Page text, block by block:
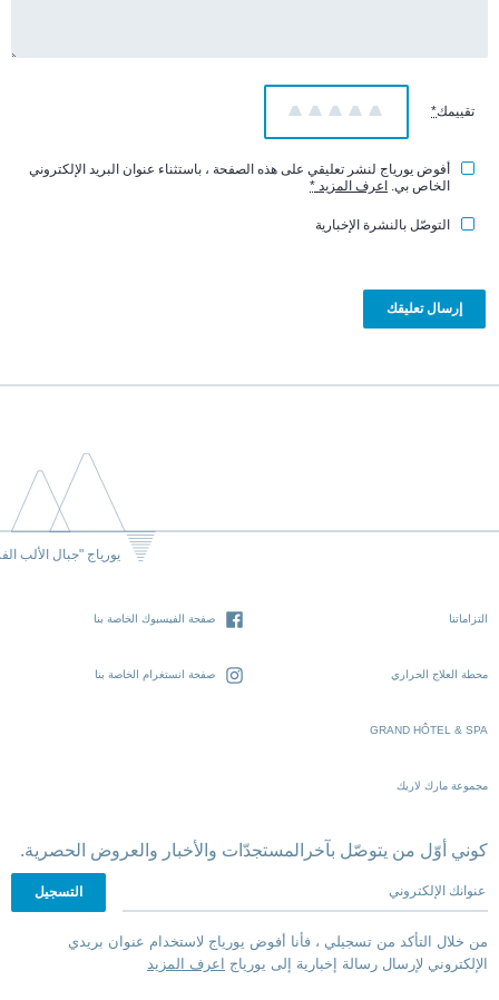
تقييمك*
5 4 3 2 1
أفوض يورياج لنشر تعليقي على هذه الصفحة ، باستثناء عنوان البريد الإلكتروني
الخاص بي. اعرف المزيد *
التوصّل بالنشرة الإخبارية
يورياج "جبال الألب
التزاماتنا
محطة العلاج الحراري
GRAND HÔTEL & SPA
مجموعة مارك لاريك
صفحة الفيسبوك الخاصة بنا
صفحة انستغرام الخاصة بنا
كوني أوّل من يتوصّل بآخرالمستجدّات والأخبار والعروض الحصرية.
عنوانك الإلكتروني
من خلال التأكد من تسجيلي ، فأنا أفوض يورياج لاستخدام عنوان بريدي
الإلكتروني لإرسال رسالة إخبارية إلى يورياج
اعرف المزيد